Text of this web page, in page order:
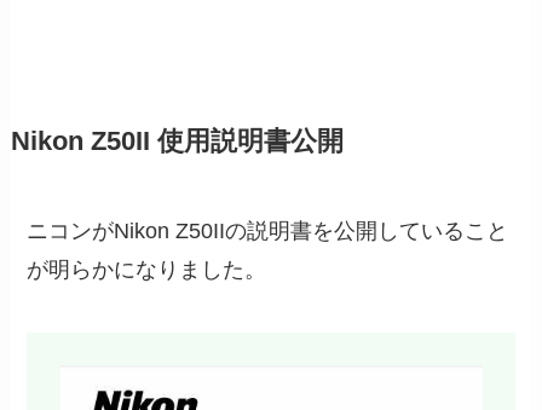
Nikon Z50II 使用説明書公開
ニコンがNikon Z50IIの説明書を公開していること
が明らかになりました。